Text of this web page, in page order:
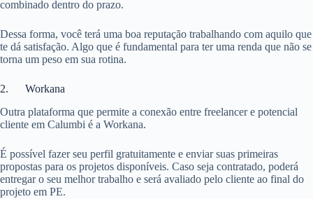
combinado dentro do prazo.
Dessa forma, você terá uma boa reputação trabalhando com aquilo que
te dá satisfação. Algo que é fundamental para ter uma renda que não se
torna um peso em sua rotina.
2. Workana
Outra plataforma que permite a conexão entre freelancer e potencial
cliente em Calumbi é a Workana.
É possível fazer seu perfil gratuitamente e enviar suas primeiras
propostas para os projetos disponíveis. Caso seja contratado, poderá
entregar o seu melhor trabalho e será avaliado pelo cliente ao final do
projeto em PE.